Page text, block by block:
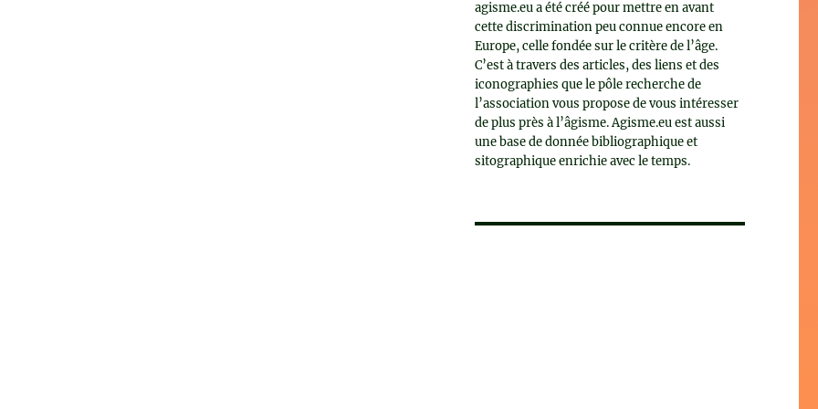
agisme.eu a été créé pour mettre en avant
cette discrimination peu connue encore en
Europe, celle fondée sur le critère de l’âge.
C’est à travers des articles, des liens et des
iconographies que le pôle recherche de
l’association vous propose de vous intéresser
de plus près à l’âgisme. Agisme.eu est aussi
une base de donnée bibliographique et
sitographique enrichie avec le temps.